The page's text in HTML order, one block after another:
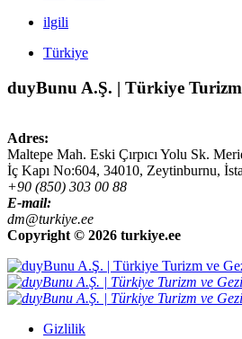
ilgili
Türkiye
duyBunu A.Ş. | Türkiye Turizm
Adres:
Maltepe Mah. Eski Çırpıcı Yolu Sk.
İç Kapı No:604, 34010, Zeytinburnu,
+90 (850) 303 00 88
E-mail:
dm@turkiye.ee
Copyright © 2026 turkiye.ee
Gizlilik